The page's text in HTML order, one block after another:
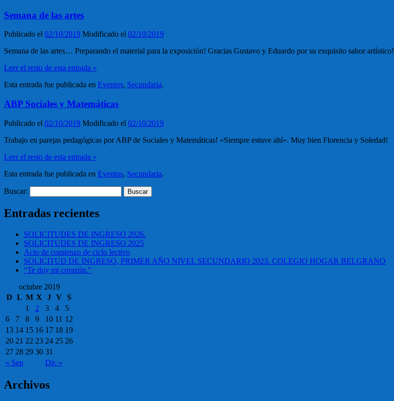
Semana de las artes
Publicado el 02/10/2019 Modificado el 02/10/2019
Semana de las artes… Preparando el material para la exposición! Gracias Gustavo y Eduardo por su exquisito sabor artístico!
Leer el resto de esta entrada »
Esta entrada fue publicada en Eventos, Secundaria.
ABP Sociales y Matemáticas
Publicado el 02/10/2019 Modificado el 02/10/2019
Trabajo en parejas pedagógicas por ABP de Sociales y Matemáticas! «Siempre estuve ahí». Muy bien Florencia y Soledad!
Leer el resto de esta entrada »
Esta entrada fue publicada en Eventos, Secundaria.
Buscar:
Entradas recientes
SOLICITUDES DE INGRESO 2026.
SOLICITUDES DE INGRESO 2025
Acto de comienzo de ciclo lectivo
SOLICITUD DE INGRESO, PRIMER AÑO NIVEL SECUNDARIO 2023. COLEGIO HOGAR BELGRANO
“Te doy mi corazón.”
octubre 2019
D L M X J V S
« Sep Dic »
1 2 3 4
5
6
7 8 9 10 11 12
13 14 15 16 17 18 19
20 21 22 23 24 25 26
27 28 29 30 31
Archivos